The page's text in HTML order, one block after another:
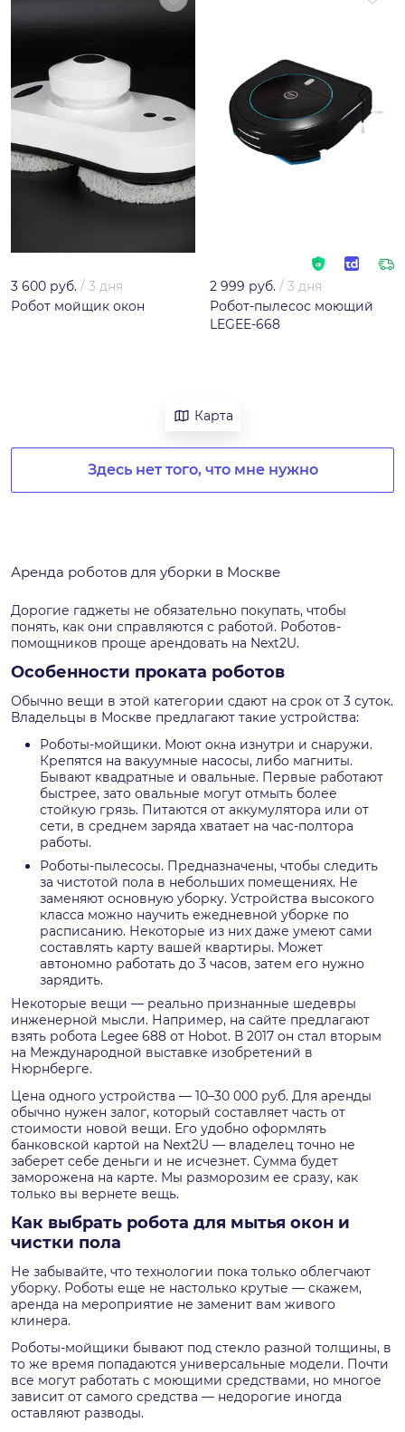
3 600 руб. / 3 дня
Робот мойщик окон
2 999 руб. / 3 дня
Робот-пылесос моющий
LEGEE-668
Карта
Здесь нет того, что мне нужно
Аренда роботов для уборки в Москве
Дорогие гаджеты не обязательно покупать, чтобы
понять, как они справляются с работой. Роботов-
помощников проще арендовать на Next2U.
Особенности проката роботов
Обычно вещи в этой категории сдают на срок от 3 суток.
Владельцы в Москве предлагают такие устройства:
Роботы-мойщики. Моют окна изнутри и снаружи.
Крепятся на вакуумные насосы, либо магниты.
Бывают квадратные и овальные. Первые работают
быстрее, зато овальные могут отмыть более
стойкую грязь. Питаются от аккумулятора или от
сети, в среднем заряда хватает на час-полтора
работы.
Роботы-пылесосы. Предназначены, чтобы следить
за чистотой пола в небольших помещениях. Не
заменяют основную уборку. Устройства высокого
класса можно научить ежедневной уборке по
расписанию. Некоторые из них даже умеют сами
составлять карту вашей квартиры. Может
автономно работать до 3 часов, затем его нужно
зарядить.
Некоторые вещи — реально признанные шедевры
инженерной мысли. Например, на сайте предлагают
взять робота Legee 688 от Hobot. В 2017 он стал вторым
на Международной выставке изобретений в
Нюрнберге.
Цена одного устройства — 10–30 000 руб. Для аренды
обычно нужен залог, который составляет часть от
стоимости новой вещи. Его удобно оформлять
банковской картой на Next2U — владелец точно не
заберет себе деньги и не исчезнет. Сумма будет
заморожена на карте. Мы разморозим ее сразу, как
только вы вернете вещь.
Как выбрать робота для мытья окон и
чистки пола
Не забывайте, что технологии пока только облегчают
уборку. Роботы еще не настолько крутые — скажем,
аренда на мероприятие не заменит вам живого
клинера.
Роботы-мойщики бывают под стекло разной толщины, в
то же время попадаются универсальные модели. Почти
все могут работать с моющими средствами, но многое
зависит от самого средства — недорогие иногда
оставляют разводы.